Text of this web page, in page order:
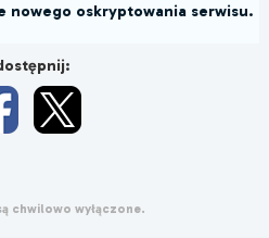
nowego oskryptowania serwisu.
chwilowo wyłączone.